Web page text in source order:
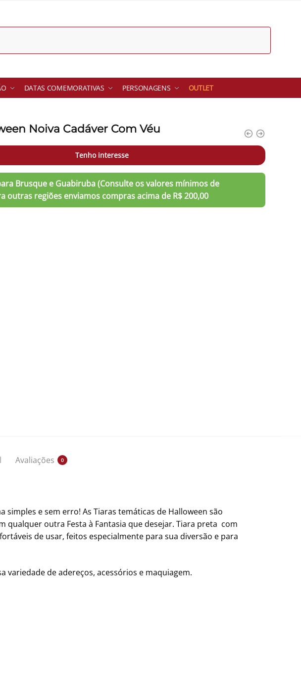
DATAS COMEMORATIVAS PERSONAGENS OUTLET
Noiva Cadáver Com Véu
Tenho interesse
Avaliações 0
e sem erro! As Tiaras temáticas de Halloween são
qualquer outra Festa à Fantasia que desejar. Tiara preta com
de usar, feitos especialmente para sua diversão e para
variedade de adereços, acessórios e maquiagem.